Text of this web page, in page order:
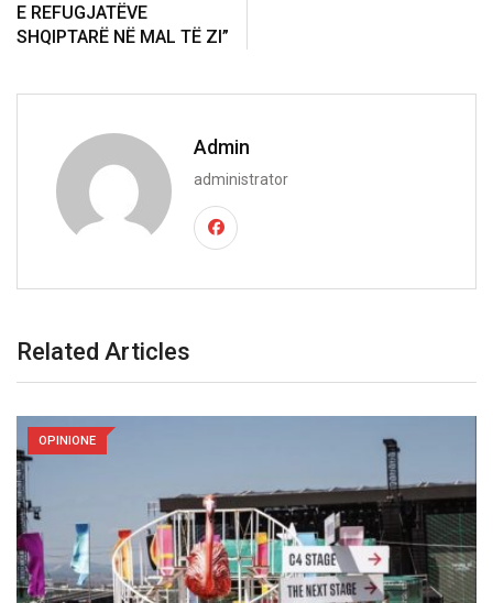
E REFUGJATËVE
SHQIPTARË NË MAL TË ZI”
Admin
administrator
Related Articles
OPINIONE